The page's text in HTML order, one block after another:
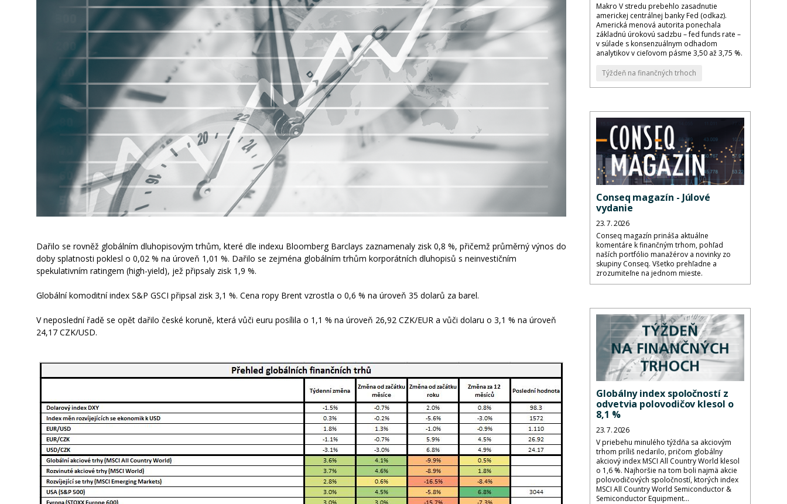
Dařilo se rovněž globálním dluhopisovým trhům, které dle indexu Bloomberg Barclays zaznamenaly zisk 0,8 %, přičemž průměrný výnos do
doby splatnosti poklesl o 0,02 % na úroveň 1,01 %. Dařilo se zejména globálním trhům korporátních dluhopisů s neinvestičním
spekulativním ratingem (high-yield), jež připsaly zisk 1,9 %.
Globální komoditní index S&P GSCI připsal zisk 3,1 %. Cena ropy Brent vzrostla o 0,6 % na úroveň 35 dolarů za barel.
V neposlední řadě se opět dařilo české koruně, která vůči euru posílila o 1,1 % na úroveň 26,92 CZK/EUR a vůči dolaru o 3,1 % na úroveň
24,17 CZK/USD.
Makro V stredu prebehlo zasadnutie
americkej centrálnej banky Fed (odkaz).
Americká menová autorita ponechala
základnú úrokovú sadzbu – fed funds rate –
v súlade s konsenzuálnym odhadom
analytikov v cieľovom pásme 3,50 až 3,75 %.
Týždeň na finančných trhoch
Conseq magazín - Júlové
vydanie
23. 7. 2026
Conseq magazín prináša aktuálne
komentáre k finančným trhom, pohľad
naších portfólio manažérov a novinky zo
skupiny Conseq. Všetko prehľadne a
zrozumiteľne na jednom mieste.
Globálny index spoločností z
odvetvia polovodičov klesol o
8,1 %
23. 7. 2026
V priebehu minulého týždňa sa akciovým
trhom príliš nedarilo, pričom globálny
akciový index MSCI All Country World klesol
o 1,6 %. Najhoršie na tom boli najmä akcie
polovodičových spoločností, ktorých index
MSCI All Country World Semiconductor &
Semiconductor Equipment...